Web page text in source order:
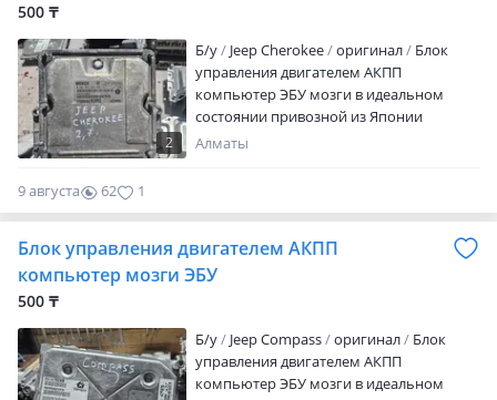
500 ₸
2
Б/y Jeep Cherokee оригинал
Блок
управления двигателем АКПП
компьютер ЭБУ мозги в идеальном
состоянии привозной из Японии
Америки Европы оригинал высокого
Алматы
9 августа 62 1
Блок управления двигателем АКПП
компьютер мозги ЭБУ
500 ₸
Б/y Jeep Compass оригинал
Блок
управления двигателем АКПП
компьютер ЭБУ мозги в идеальном